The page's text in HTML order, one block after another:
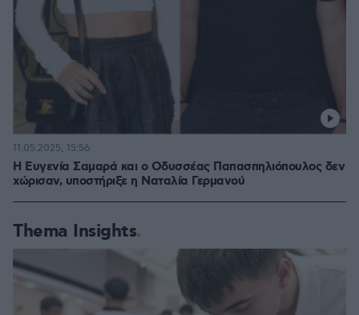
Η Ευγενία Σαμαρά και ο Οδυσσέας Παπασπηλιόπουλος δεν
χώρισαν, υποστήριξε η Ναταλία Γερμανού
11.05.2025, 15:56
Thema Insights